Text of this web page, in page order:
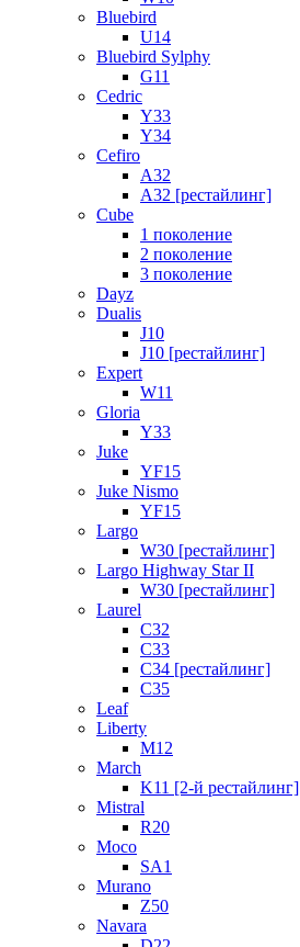
Bluebird
U14
Bluebird Sylphy
G11
Cedric
Y33
Y34
Cefiro
A32
A32 [рестайлинг]
Cube
1 поколение
2 поколение
3 поколение
Dayz
Dualis
J10
J10 [рестайлинг]
Expert
W11
Gloria
Y33
Juke
YF15
Juke Nismo
YF15
Largo
W30 [рестайлинг]
Largo Highway Star II
W30 [рестайлинг]
Laurel
C32
C33
C34 [рестайлинг]
C35
Leaf
Liberty
M12
March
K11 [2-й рестайлинг]
Mistral
R20
Moco
SA1
Murano
Z50
Navara